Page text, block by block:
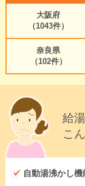
大阪府
（1043件）
奈良県
（102件）
給
こ
自動湯沸かし